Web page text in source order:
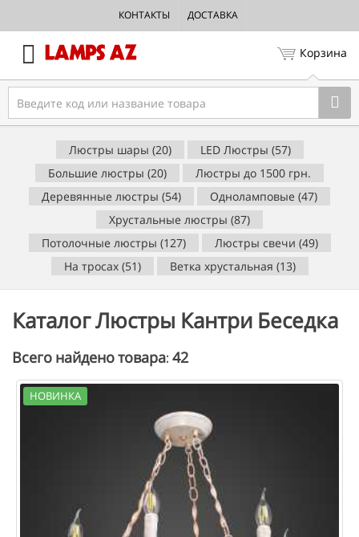
КОНТАКТЫ ДОСТАВКА
Корзина
Люстры шары (20)
LED Люстры (57)
Большие люстры (20)
Люстры до 1500 грн.
Деревянные люстры (54)
Одноламповые (47)
Хрустальные люстры (87)
Потолочные люстры (127)
Люстры свечи (49)
На тросах (51)
Ветка хрустальная (13)
Каталог Люстры Кантри Беседка
Всего найдено товара: 42
НОВИНКА